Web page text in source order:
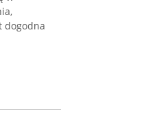
dogodna